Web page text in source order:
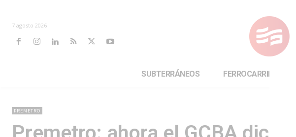
7 agosto 2026
SUBTERRÁNEOS FERROCARRILES
PREMETRO